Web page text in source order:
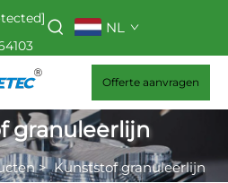
NL
Offerte aanvragen
granuleerlijn
>Kunststof granuleerlijn